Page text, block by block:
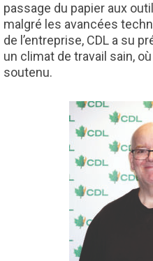
passage du papier aux
malgré les avancées
de l’entreprise, CDL a su
un climat de travail sain,
soutenu.